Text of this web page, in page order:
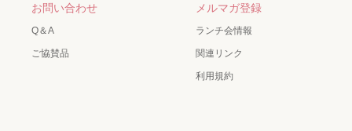
お問い合わせ
Q＆A
ご協賛品
メルマガ登録
ランチ会情報
関連リンク
利用規約